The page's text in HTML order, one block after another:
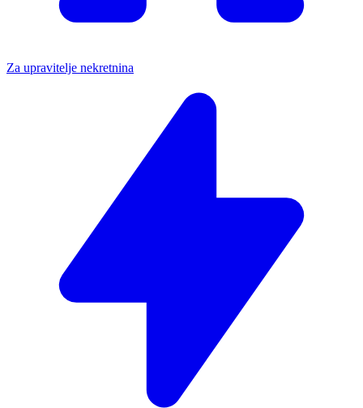
Za upravitelje nekretnina